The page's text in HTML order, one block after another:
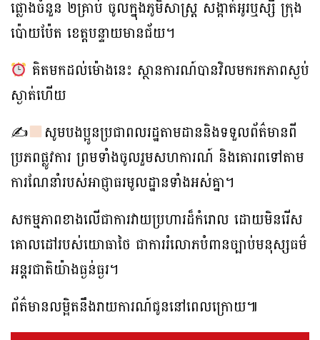
ផ្លោងចំនួន ២គ្រាប់ ចូលក្នុងភូមិសាស្ត្រ សង្កាត់អូរឬស្សី ក្រុង
ប៉ោយប៉ែត ខេត្តបន្ទាយមានជ័យ។
គិតមកដល់ម៉ោងនេះ ស្ថានការណ៍បានវិលមករកភាពស្ងប់
ស្ងាត់ហើយ
✍
សូមបងប្អូនប្រជាពលរដ្ឋតាមដាននិងទទួលព័ត៌មានពី
ប្រភពផ្លូវការ ព្រមទាំងចូលរួមសហការណ៍ និងគោរពទៅតាម
ការណែនាំរបស់អាជ្ញាធរមូលដ្ឋានទាំងអស់គ្នា។
សកម្មភាពខាងលើជាការវាយប្រហារដ៏កំរោល ដោយមិនរើស
គោលដៅរបស់យោធាថៃ ជាការរំលោភបំពានច្បាប់មនុស្សធម៌
អន្តរជាតិយ៉ាងធ្ងន់ធ្ងរ។
ព័ត៌មានលម្អិតនឹងរាយការណ៍ជូននៅពេលក្រោយ៕